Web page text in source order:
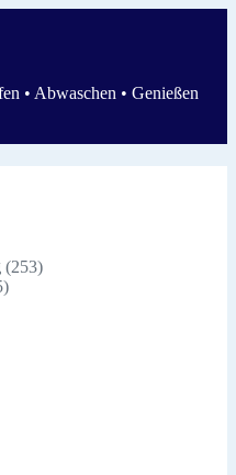
• Abwaschen • Genießen
(253)